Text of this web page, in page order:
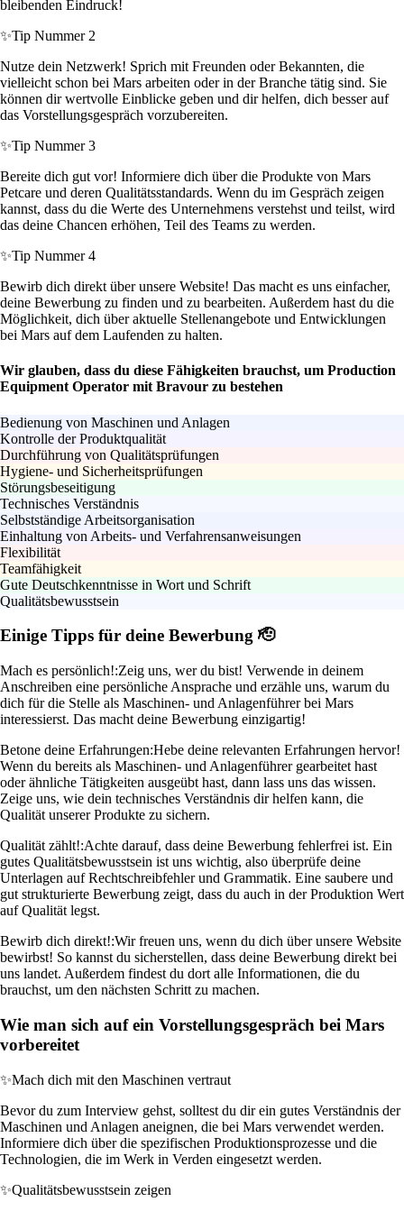
bleibenden Eindruck!
✨Tip Nummer 2
Nutze dein Netzwerk! Sprich mit Freunden oder Bekannten, die
vielleicht schon bei Mars arbeiten oder in der Branche tätig sind. Sie
können dir wertvolle Einblicke geben und dir helfen, dich besser auf
das Vorstellungsgespräch vorzubereiten.
✨Tip Nummer 3
Bereite dich gut vor! Informiere dich über die Produkte von Mars
Petcare und deren Qualitätsstandards. Wenn du im Gespräch zeigen
kannst, dass du die Werte des Unternehmens verstehst und teilst, wird
das deine Chancen erhöhen, Teil des Teams zu werden.
✨Tip Nummer 4
Bewirb dich direkt über unsere Website! Das macht es uns einfacher,
deine Bewerbung zu finden und zu bearbeiten. Außerdem hast du die
Möglichkeit, dich über aktuelle Stellenangebote und Entwicklungen
bei Mars auf dem Laufenden zu halten.
Wir glauben, dass du diese Fähigkeiten brauchst, um Production
Equipment Operator mit Bravour zu bestehen
Bedienung von Maschinen und Anlagen
Kontrolle der Produktqualität
Durchführung von Qualitätsprüfungen
Hygiene- und Sicherheitsprüfungen
Störungsbeseitigung
Technisches Verständnis
Selbstständige Arbeitsorganisation
Einhaltung von Arbeits- und Verfahrensanweisungen
Flexibilität
Teamfähigkeit
Gute Deutschkenntnisse in Wort und Schrift
Qualitätsbewusstsein
Einige Tipps für deine Bewerbung 🫡
Mach es persönlich!:Zeig uns, wer du bist! Verwende in deinem
Anschreiben eine persönliche Ansprache und erzähle uns, warum du
dich für die Stelle als Maschinen- und Anlagenführer bei Mars
interessierst. Das macht deine Bewerbung einzigartig!
Betone deine Erfahrungen:Hebe deine relevanten Erfahrungen hervor!
Wenn du bereits als Maschinen- und Anlagenführer gearbeitet hast
oder ähnliche Tätigkeiten ausgeübt hast, dann lass uns das wissen.
Zeige uns, wie dein technisches Verständnis dir helfen kann, die
Qualität unserer Produkte zu sichern.
Qualität zählt!:Achte darauf, dass deine Bewerbung fehlerfrei ist. Ein
gutes Qualitätsbewusstsein ist uns wichtig, also überprüfe deine
Unterlagen auf Rechtschreibfehler und Grammatik. Eine saubere und
gut strukturierte Bewerbung zeigt, dass du auch in der Produktion Wert
auf Qualität legst.
Bewirb dich direkt!:Wir freuen uns, wenn du dich über unsere Website
bewirbst! So kannst du sicherstellen, dass deine Bewerbung direkt bei
uns landet. Außerdem findest du dort alle Informationen, die du
brauchst, um den nächsten Schritt zu machen.
Wie man sich auf ein Vorstellungsgespräch bei Mars
vorbereitet
✨Mach dich mit den Maschinen vertraut
Bevor du zum Interview gehst, solltest du dir ein gutes Verständnis der
Maschinen und Anlagen aneignen, die bei Mars verwendet werden.
Informiere dich über die spezifischen Produktionsprozesse und die
Technologien, die im Werk in Verden eingesetzt werden.
✨Qualitätsbewusstsein zeigen